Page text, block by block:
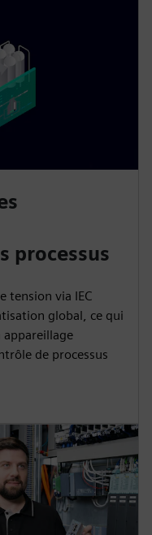
processus
tension via IEC
global, ce qui
de processus